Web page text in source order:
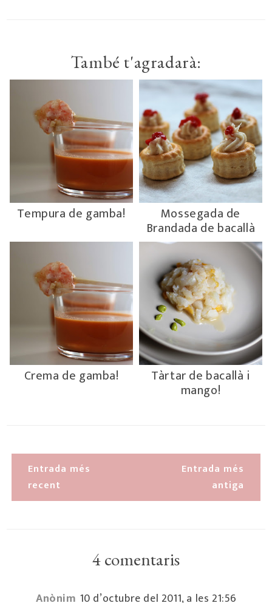
També t'agradarà:
Tempura de gamba! Mossegada de
Brandada de bacallà
Crema de gamba! Tàrtar de bacallà i
mango!
Entrada més
recent
Entrada més
antiga
4 comentaris
Anònim 10 d’octubre del 2011, a les 21:56